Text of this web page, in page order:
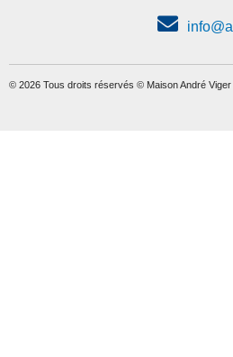
© 2026 Tous droits réservés © Maison André Viger